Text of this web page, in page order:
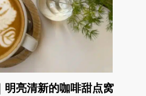
亮清新的咖啡甜点窝